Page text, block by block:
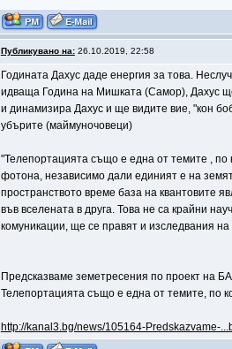
Публикувано на:26.10.2019, 22:58
Годината Дахус даде енергия за това.
идваща Година на Мишката (Самор), Дахус
и динамизира Дахус и ще видите вие, "кон
убърите (маймуночовеци)
"Телепортацията също е една от темите ,
фотона, независимо дали единият е на
пространството време база на квантовите
във вселената в друга. Това не са крайни
комуникации, ще се правят и изследвания на
Предсказваме земетресения по проект на
Телепортацията също е една от темите, по
http://kanal3.bg/news/105164-Predskazvame-